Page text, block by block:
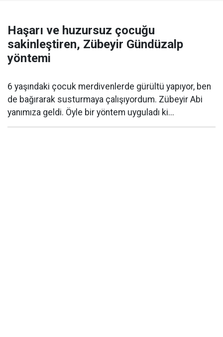
Haşarı ve huzursuz çocuğu
sakinleştiren, Zübeyir Gündüzalp
yöntemi
6 yaşındaki çocuk merdivenlerde gürültü yapıyor, ben
de bağırarak susturmaya çalışıyordum. Zübeyir Abi
yanımıza geldi. Öyle bir yöntem uyguladı ki...